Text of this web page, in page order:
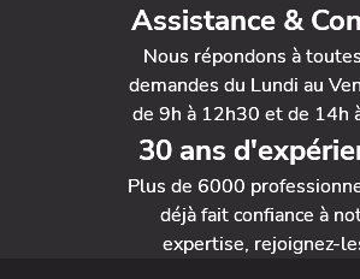
Assistance &
Nous répondons à
demandes du Lundi au
de 9h à 12h30 et de 14h
30 ans
Plus de 6000
déjà fait confiance à
expertise, rejoignez-